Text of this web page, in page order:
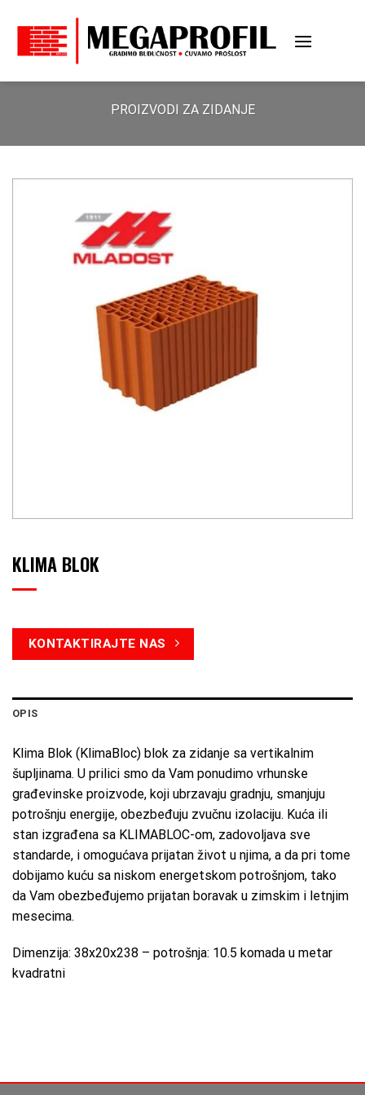
content
PROIZVODI ZA ZIDANJE
KLIMA BLOK
KONTAKTIRAJTE NAS
OPIS
Klima Blok (KlimaBloc) blok za zidanje sa vertikalnim
šupljinama. U prilici smo da Vam ponudimo vrhunske
građevinske proizvode, koji ubrzavaju gradnju, smanjuju
potrošnju energije, obezbeđuju zvučnu izolaciju. Kuća ili
stan izgrađena sa KLIMABLOC-om, zadovoljava sve
standarde, i omogućava prijatan život u njima, a da pri tome
dobijamo kuću sa niskom energetskom potrošnjom, tako
da Vam obezbeđujemo prijatan boravak u zimskim i letnjim
mesecima.
Dimenzija: 38x20x238 – potrošnja: 10.5 komada u metar
kvadratni